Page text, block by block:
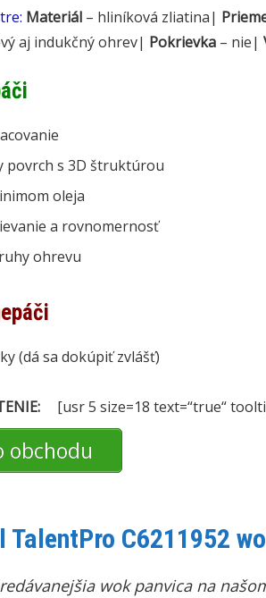
Materiál– hliníková zliatina|
aj indukčný ohrev| Pokrievka– nie|
povrch s 3D štruktúrou
oleja
a rovnomernosť
ohrevu
(dá sa dokúpiť zvlášť)
[usr 5 size=18 text=“true“
obchodu
TalentPro C6211952
wok panvica na